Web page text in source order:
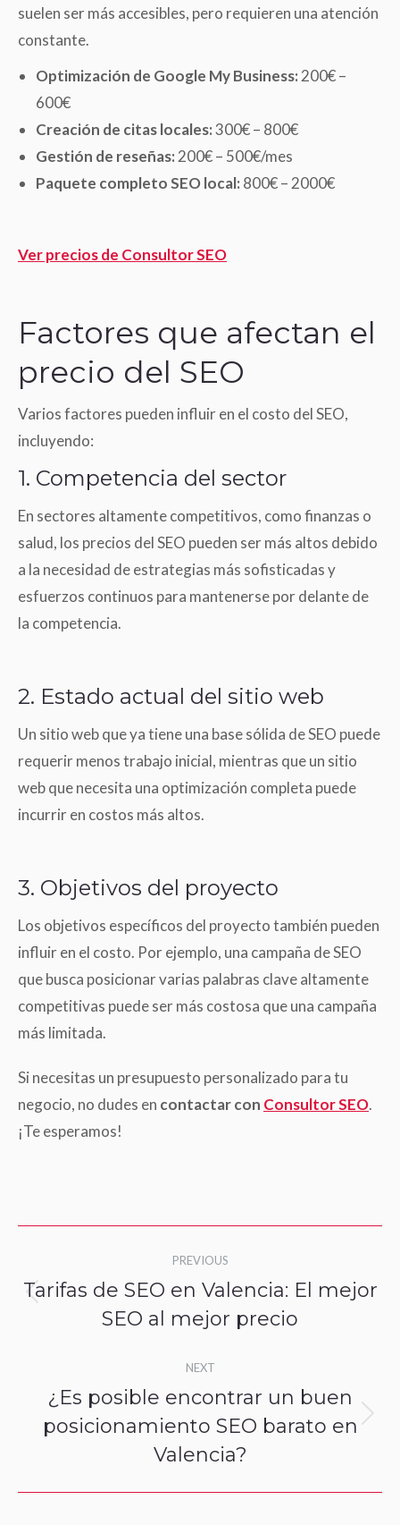
suelen ser más accesibles, pero requieren una atención
constante.
Optimización de Google My Business: 200€ –
600€
Creación de citas locales:300€ – 800€
Gestión de reseñas: 200€ – 500€/mes
Paquete completo SEO local: 800€ – 2000€
Ver precios de Consultor SEO
Factores que afectan el
precio del SEO
Varios factores pueden influir en el costo del SEO,
incluyendo:
1. Competencia del sector
En sectores altamente competitivos, como finanzas o
salud, los precios del SEO pueden ser más altos debido
a la necesidad de estrategias más sofisticadas y
esfuerzos continuos para mantenerse por delante de
la competencia.
2. Estado actual del sitio web
Un sitio web que ya tiene una base sólida de SEO puede
requerir menos trabajo inicial, mientras que un sitio
web que necesita una optimización completa puede
incurrir en costos más altos.
3. Objetivos del proyecto
Los objetivos específicos del proyecto también pueden
influir en el costo. Por ejemplo, una campaña de SEO
que busca posicionar varias palabras clave altamente
competitivas puede ser más costosa que una campaña
más limitada.
Si necesitas un presupuesto personalizado para tu
negocio, no dudes en contactar con Consultor SEO.
¡Te esperamos!
navigation
PREVIOUS
post:
Tarifas de SEO en Valencia: El mejor
SEO al mejor precio
NEXT
Next
post:
¿Es posible encontrar un buen
posicionamiento SEO barato en
Valencia?